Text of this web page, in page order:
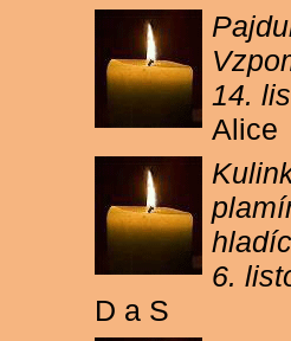
14.
Alice
6.
D a S